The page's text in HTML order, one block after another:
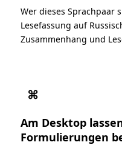
Wer dieses Sprachpaar
Lesefassung auf
Zusammenhang und
⌘
Am Desktop
Formulierungen